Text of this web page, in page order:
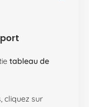
tableau de
cliquez sur